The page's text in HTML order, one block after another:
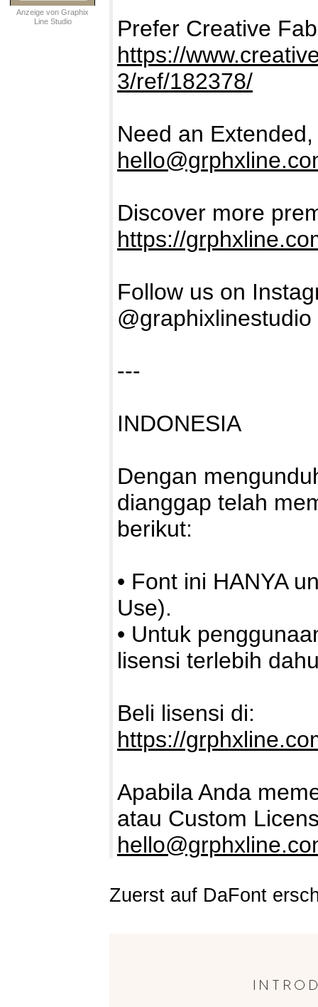
Anzeige von Graphix
Line Studio
Prefer Creative
https://
3/ref/182378/
Need an
Discover more
https://
Follow us on
@graphixlinestudio
---
INDONESIA
Dengan
dianggap telah
berikut:
• Font ini HANYA
Use).
• Untuk
lisensi terlebih
Beli lisensi di:
https://
Apabila Anda
atau Custom
Zuerst auf DaFont